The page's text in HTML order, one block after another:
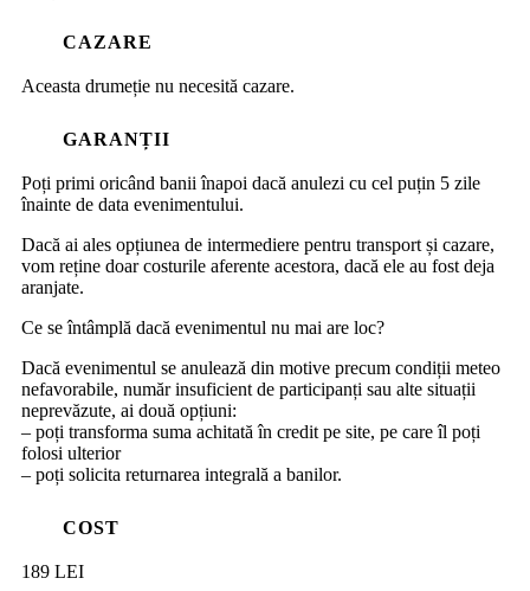
CAZARE
Aceasta drumeție nu necesită cazare.
GARANȚII
Poți primi oricând banii înapoi dacă anulezi cu cel puțin 5 zile
înainte de data evenimentului.
Dacă ai ales opțiunea de intermediere pentru transport și cazare,
vom reține doar costurile aferente acestora, dacă ele au fost deja
aranjate.
Ce se întâmplă dacă evenimentul nu mai are loc?
Dacă evenimentul se anulează din motive precum condiții meteo
nefavorabile, număr insuficient de participanți sau alte situații
neprevăzute, ai două opțiuni:
– poți transforma suma achitată în credit pe site, pe care îl poți
folosi ulterior
– poți solicita returnarea integrală a banilor.
COST
189 LEI